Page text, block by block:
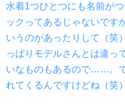
水着1つひとつにも名前が
ックってあるじゃないです
いうのがあったりして（笑
っぱりモデルさんとは違っ
いなものもあるので……。
れてくるんですけどね（笑